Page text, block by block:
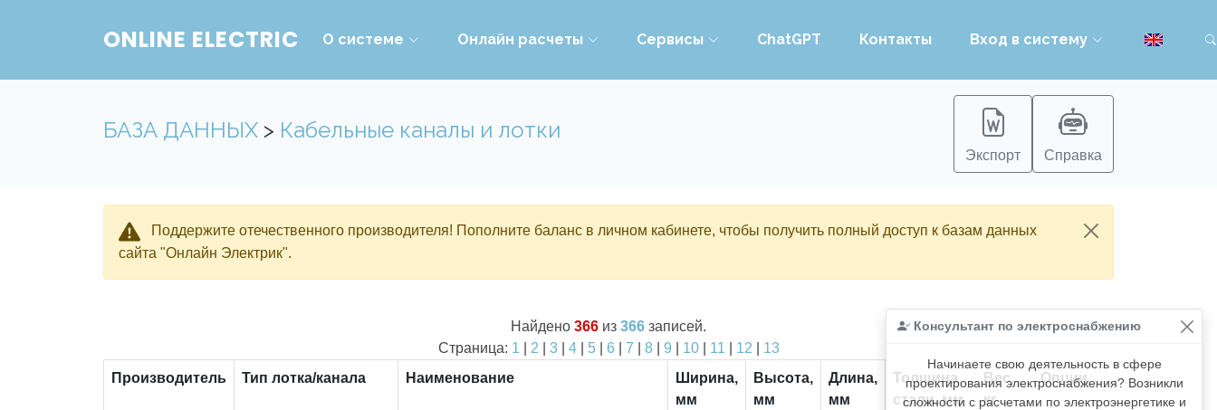
ONLINE ELECTRIC О системе Онлайн расчеты Сервисы ChatGPT Контакты Вход в систему
БАЗА ДАННЫХ > Кабельные каналы и лотки
Экспорт Справка
Поддержите отечественного производителя! Пополните баланс в личном кабинете, чтобы получить полный доступ к базам данных
сайта "Онлайн Электрик".
Консультант по электроснабжению
Начинаете свою деятельность в сфере
проектирования электроснабжения? Возникли
сложности с расчетами по электроэнергетике и
Найдено 366 из 366 записей.
Страница: 1 2 3| 4| 5| 6 7 8| 9 10| 11 12
13
Производитель
Тип лотка/канала Наименование
Ширина,
мм
Высота,
мм
Длина,
мм
Толщина
стали, мм
Вес,
кг
Опции